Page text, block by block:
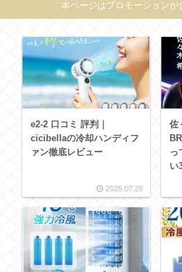
本ページはプロモーションが
e2-2 口コミ 評判｜
cicibellaの冷却ハンディフ
ァン徹底レビュー
2025.07.28
佐
っ
い